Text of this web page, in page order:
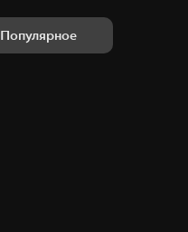
Популярное